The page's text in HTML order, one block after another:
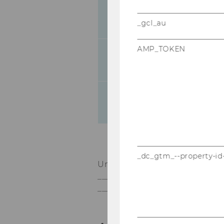
Univ.Prof. Dr. Michael
Univ.Prof. Dr. Georg
Univ.Prof. Dr. Mi­cha­el
_gcl_au
AMP_TOKEN
_dc_gtm_--property-